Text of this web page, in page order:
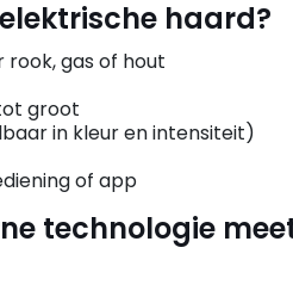
haard?
rook, gas of hout
groot
in kleur en intensiteit)
of app
technologie